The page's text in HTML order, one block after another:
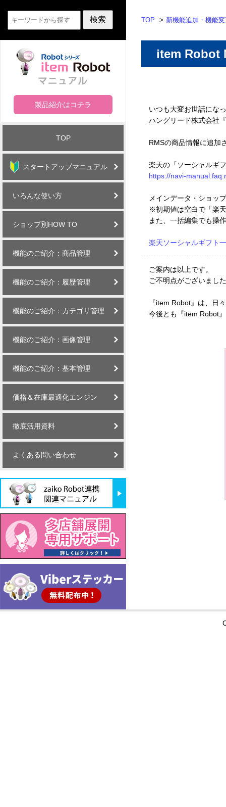
製品紹介はコチラ
TOP
スタートアップマニュアル
いろんな使い方
ショップ別HOW TO
機能のご紹介：商品管理
機能のご紹介：履歴管理
機能のご紹介：カテゴリ管理
機能のご紹介：画像管理
機能のご紹介：基本管理
価格＆在庫最適化エンジン
徹底活用資料
よくある問い合わせ
TOP 新機能追加・機能
item Robot
いつも大変お世話にな
ハングリード株式会社
RMSの商品情報に追加
楽天の「ソーシャルギ
https://navi-
メインデータ・ショッ
※初期値は空白で「楽
また、一括編集でも操
楽天ソーシャルギフト
ご案内は以上です。
ご不明点がございまし
『item Robot』は、日
今後とも『item Robot